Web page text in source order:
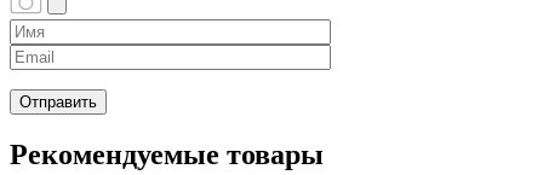
Рекомендуемые товары